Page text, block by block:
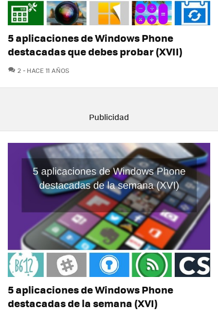
5 aplicaciones de Windows Phone
destacadas que debes probar (XVII)
2 COMENTARIOS
HACE 11 AÑOS
5 aplicaciones de Windows Phone
destacadas de la semana (XVI)